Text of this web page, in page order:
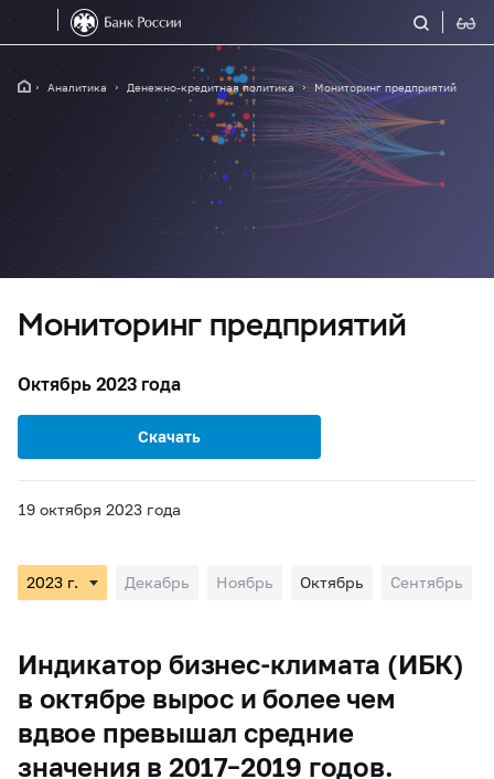
Аналитика Денежно-кредитная политика Мониторинг предприятий
Мониторинг предприятий
Октябрь 2023 года
Скачать
19 октября 2023 года
Декабрь Ноябрь Октябрь Сентябрь
Индикатор бизнес-климата (ИБК)
в октябре вырос и более чем
вдвое превышал средние
значения в 2017–2019 годов.